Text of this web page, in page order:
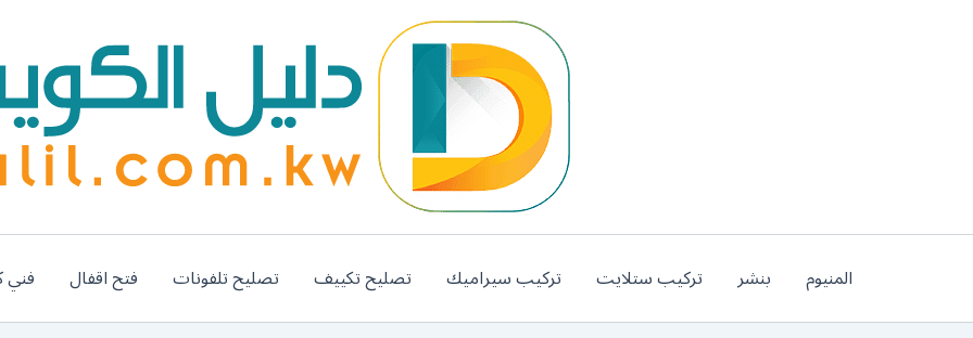
المنيوم بنشر تركيب ستلايت تركيب سيراميك تصليح تكييف تصليح تلفونات فتح اقفال فني